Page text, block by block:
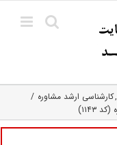
کارشناسی ارشد مشاوره